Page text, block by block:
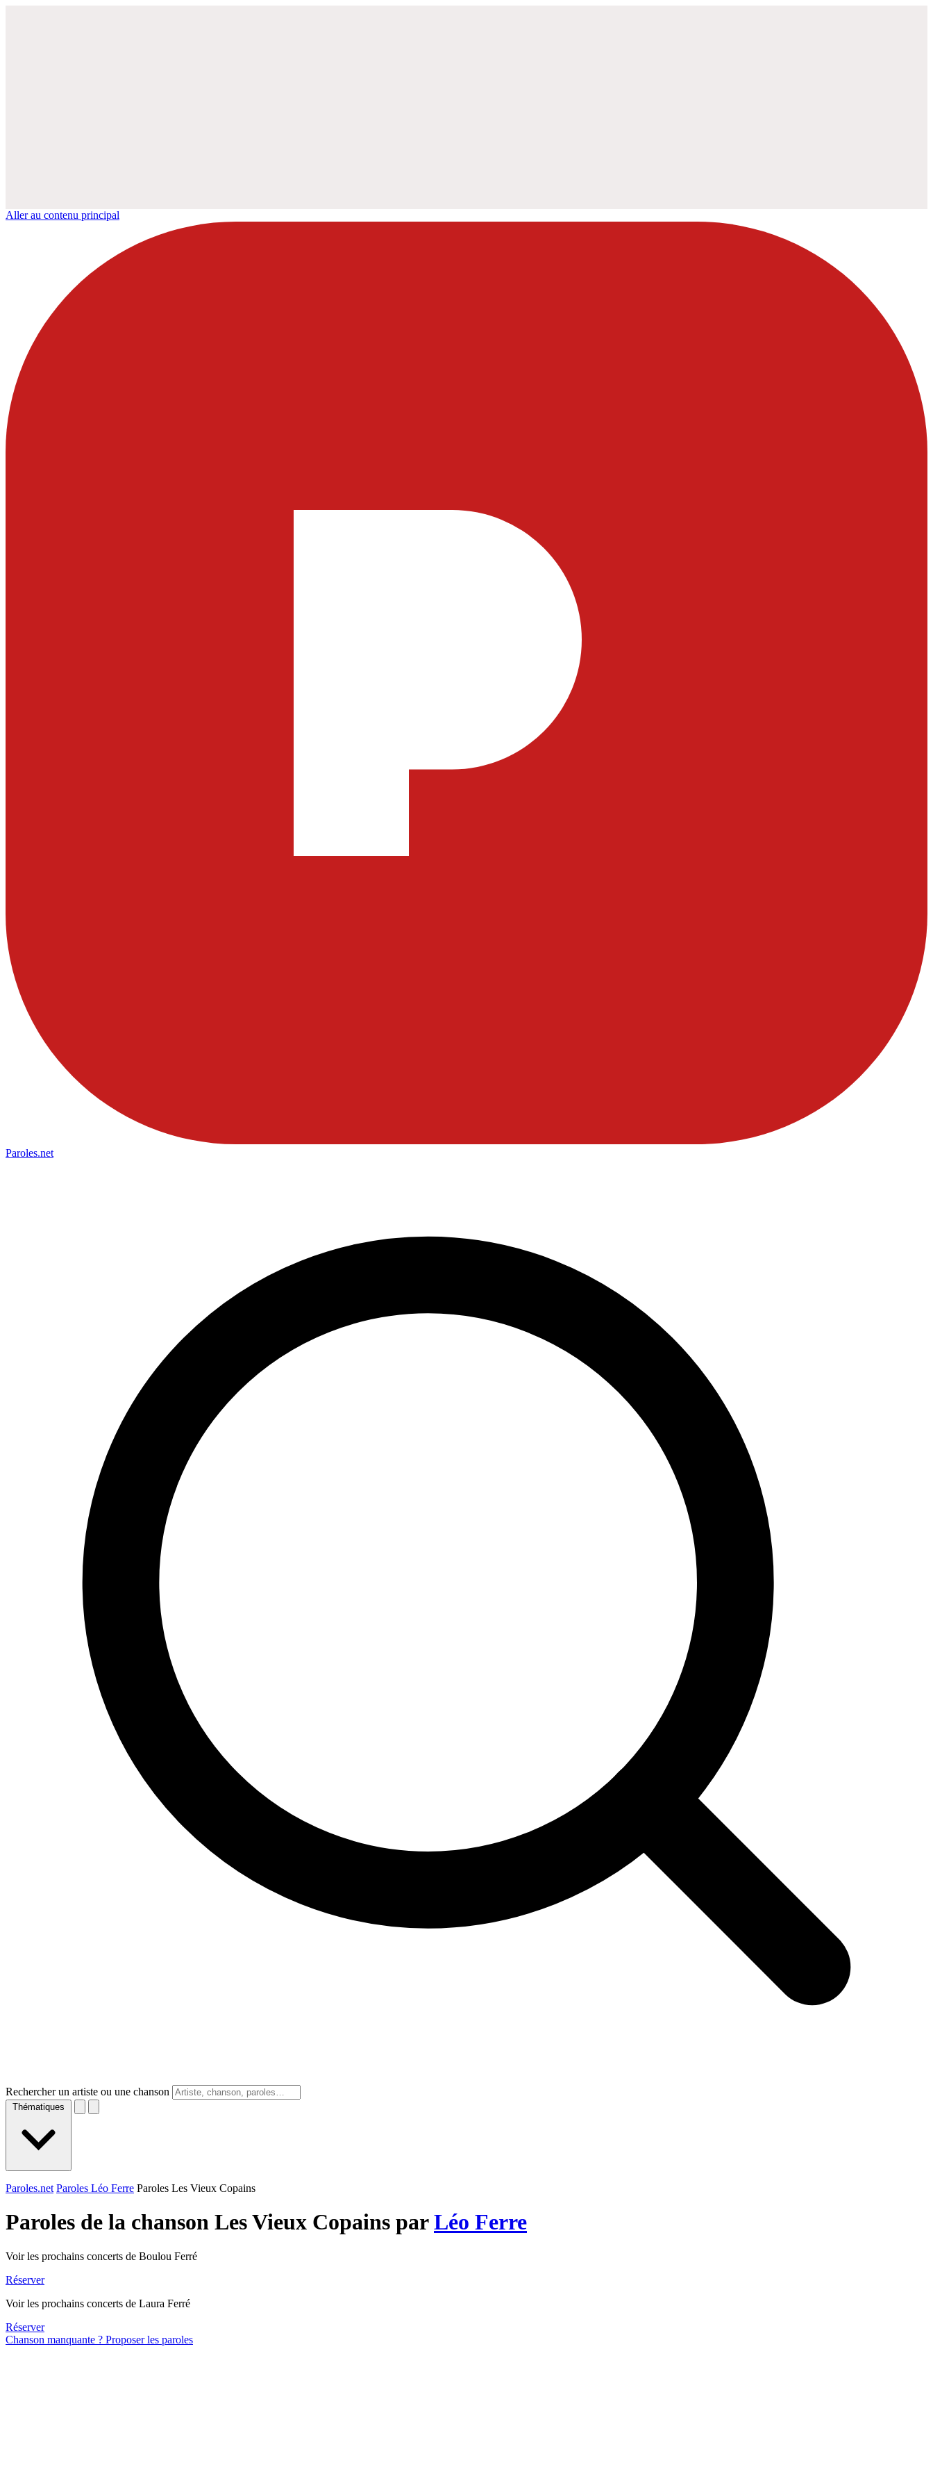
Aller au contenu principal
Paroles.net
Rechercher un artiste ou une chanson
Thématiques
Paroles.net Paroles Léo Ferre Paroles Les Vieux Copains
Paroles de la chanson Les Vieux Copains parLéo Ferre
Voir les prochains concerts de Boulou Ferré
Réserver
Voir les prochains concerts de Laura Ferré
Réserver
Chanson manquante ? Proposer les paroles